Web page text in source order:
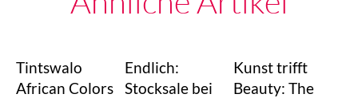
Tintswalo
African Colors
Endlich:
Stocksale bei
Kunst trifft
Beauty: The